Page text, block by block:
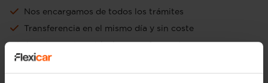
Nos encargamos de todos los trámites
Transferencia en el mismo día y sin coste
Aceptamos tu vehículo como forma de pago